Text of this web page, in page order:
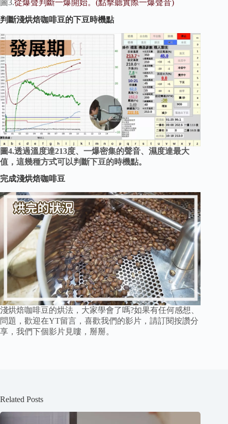
圖3.從爆聲判斷一爆開始。(點擊聽實際一爆聲音)
判斷淺烘焙咖啡豆的下豆時機點
圖4.透過溫度達213度、一爆密集的聲音、濕度達最大
值，這幾種方式可以判斷下豆的時機點。
完成淺烘焙咖啡豆
淺烘焙咖啡豆的烘法，大家學會了嗎?如果有任何感想、
問題，歡迎在YT留言，喜歡我們的影片，請訂閱按讚分
享，我們下個影片見瞜，掰掰。
Related Posts